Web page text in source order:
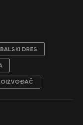
DRES